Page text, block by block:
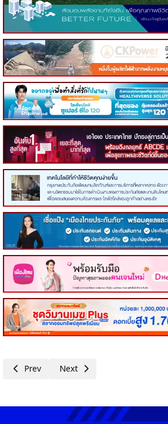
Previous article: คอหุ้น Power Time 7 กรกฎ
Prev Next article: คอหุ้น Investor
Next